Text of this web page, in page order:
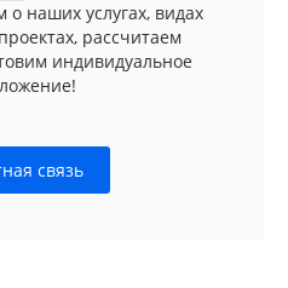
наших услугах, видах
рассчитаем
индивидуальное
связь